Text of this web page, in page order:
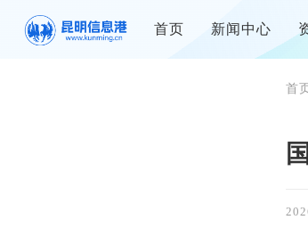
首页 新闻中心
首页